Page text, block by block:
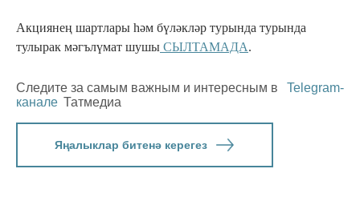
Акциянең шартлары һәм бүләкләр турында турында
тулырак мәгълүмат шушы СЫЛТАМАДА.
Следите за самым важным и интересным в
Telegram-
канале Татмедиа
Яңалыклар битенә керегез